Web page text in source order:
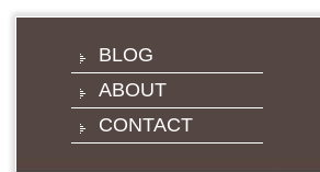
BLOG
ABOUT
CONTACT